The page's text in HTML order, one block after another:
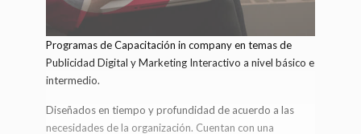
Programas de Capacitación in company en temas de
Publicidad Digital y Marketing Interactivo a nivel básico e
intermedio.
Diseñados en tiempo y profundidad de acuerdo a las
necesidades de la organización. Cuentan con una